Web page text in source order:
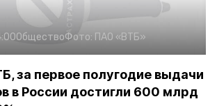
ОбществоФото: ПАО «ВТБ»
за первое полугодие выдачи
в России достигли 600 млрд